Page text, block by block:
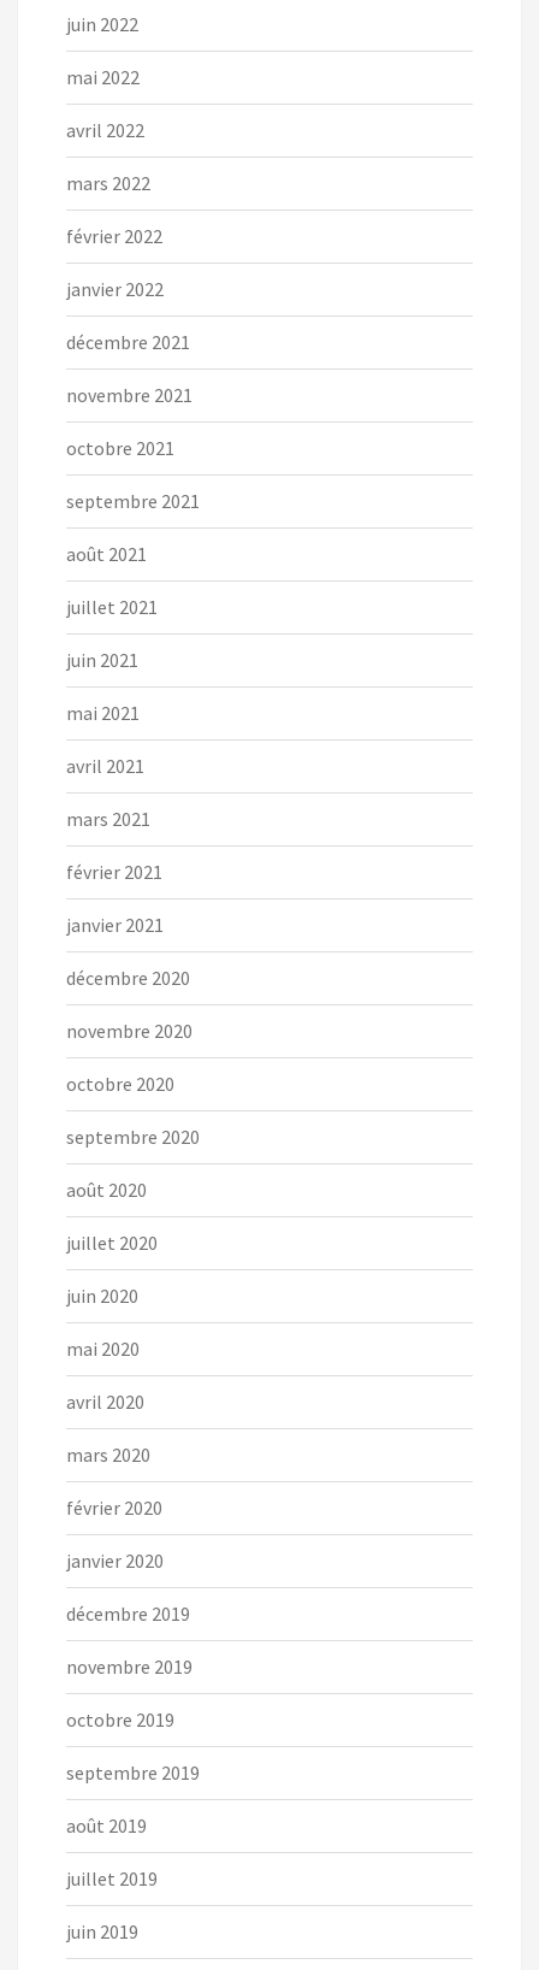
juin 2022
mai 2022
avril 2022
mars 2022
février 2022
janvier 2022
décembre 2021
novembre 2021
octobre 2021
septembre 2021
août 2021
juillet 2021
juin 2021
mai 2021
avril 2021
mars 2021
février 2021
janvier 2021
décembre 2020
novembre 2020
octobre 2020
septembre 2020
août 2020
juillet 2020
juin 2020
mai 2020
avril 2020
mars 2020
février 2020
janvier 2020
décembre 2019
novembre 2019
octobre 2019
septembre 2019
août 2019
juillet 2019
juin 2019